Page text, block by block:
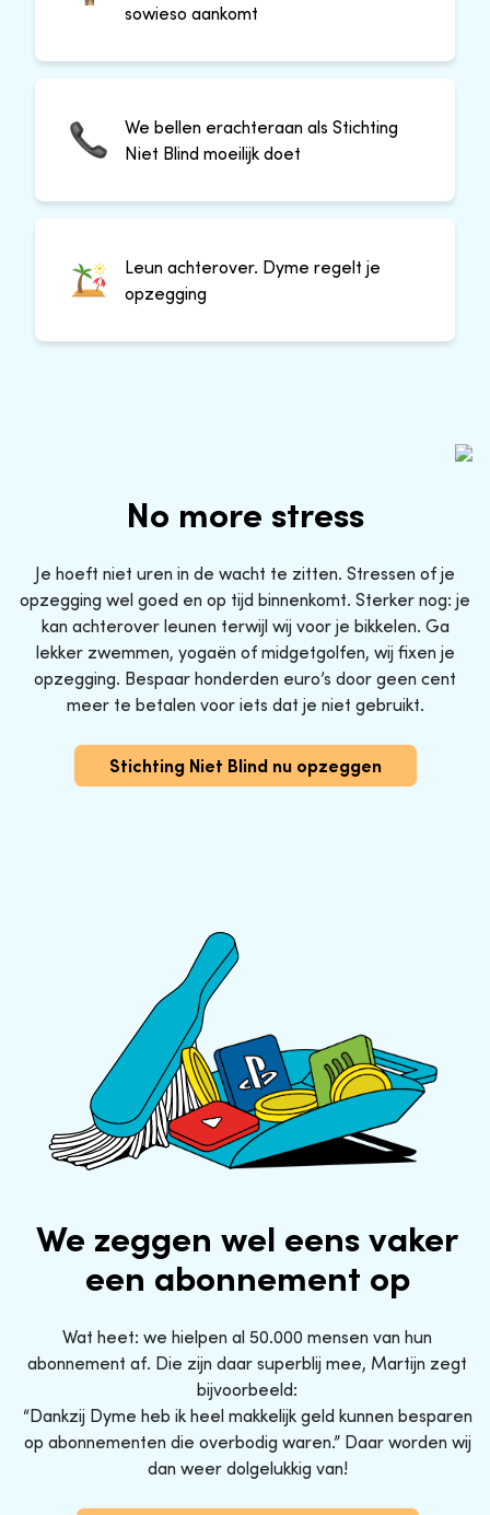
sowieso aankomt
We bellen erachteraan als Stichting
Niet Blind moeilijk doet
Leun achterover. Dyme regelt je
opzegging
No more stress
Je hoeft niet uren in de wacht te zitten. Stressen of je
opzegging wel goed en op tijd binnenkomt. Sterker nog: je
kan achterover leunen terwijl wij voor je bikkelen. Ga
lekker zwemmen, yogaën of midgetgolfen, wij fixen je
opzegging. Bespaar honderden euro’s door geen cent
meer te betalen voor iets dat je niet gebruikt.
Stichting Niet Blind nu opzeggen
We zeggen wel eens vaker
een abonnement op
Wat heet: we hielpen al 50.000 mensen van hun
abonnement af. Die zijn daar superblij mee, Martijn zegt
bijvoorbeeld:
“Dankzij Dyme heb ik heel makkelijk geld kunnen besparen
op abonnementen die overbodig waren.” Daar worden wij
dan weer dolgelukkig van!